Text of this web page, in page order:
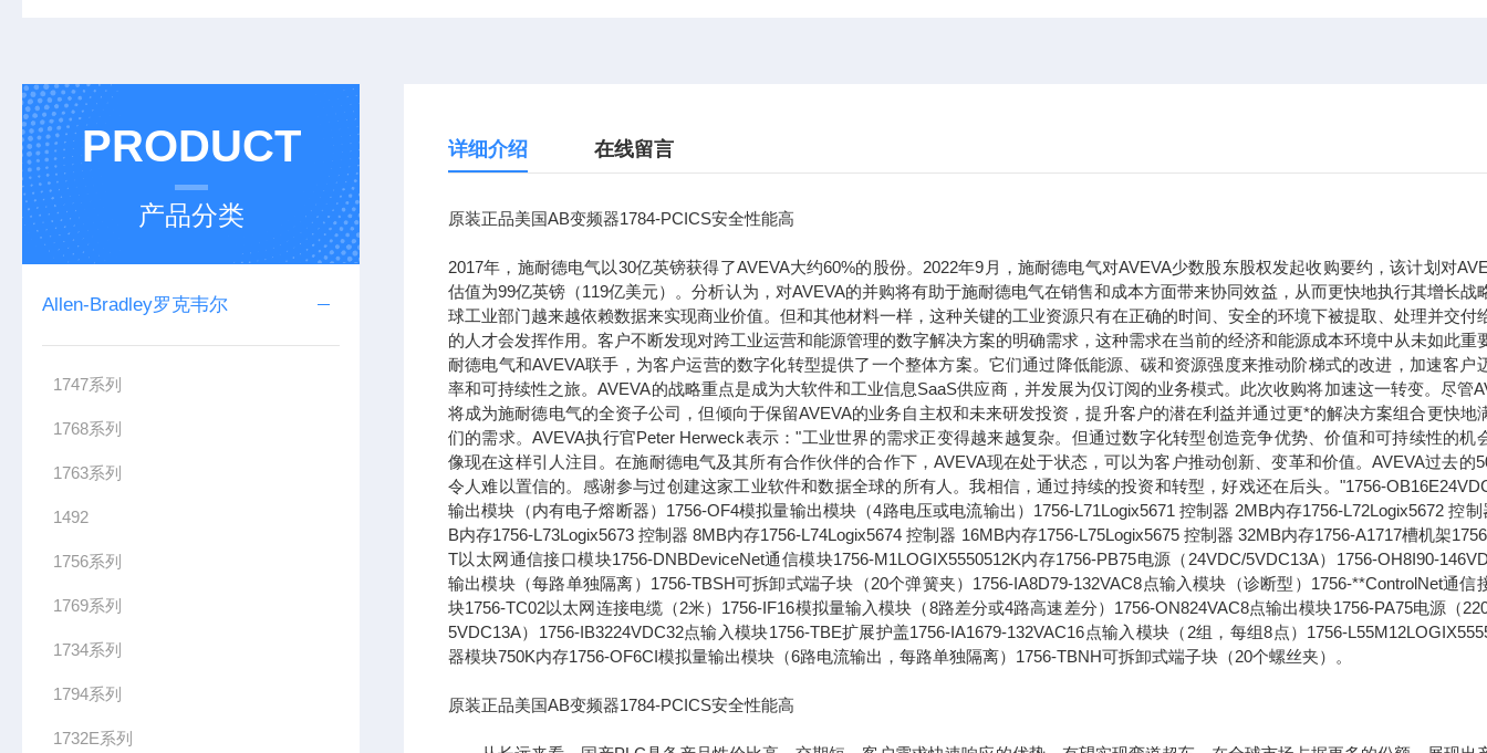
PRODUCT
产品分类
Allen-Bradley罗克韦尔
1747系列
1768系列
1763系列
1492
1756系列
1769系列
1734系列
1794系列
1732E系列
详细介绍 在线留言
原装正品美国AB变频器1784-PCICS安全性能高
2017年，施耐德电气以30亿英镑获得了AVEVA大约60%的股份。2022年9月，施耐德电气对AVEVA少数股东股权发起收购要约，该计划对
估值为99亿英镑（119亿美元）。分析认为，对AVEVA的并购将有助于施耐德电气在销售和成本方面带来协同效益，从而更快地执行其增长战
球工业部门越来越依赖数据来实现商业价值。但和其他材料一样，这种关键的工业资源只有在正确的时间、安全的环境下被提取、处理并交付
的人才会发挥作用。客户不断发现对跨工业运营和能源管理的数字解决方案的明确需求，这种需求在当前的经济和能源成本环境中从未如此重
耐德电气和AVEVA联手，为客户运营的数字化转型提供了一个整体方案。它们通过降低能源、碳和资源强度来推动阶梯式的改进，加速客户
率和可持续性之旅。AVEVA的战略重点是成为大软件和工业信息SaaS供应商，并发展为仅订阅的业务模式。此次收购将加速这一转变。尽管
将成为施耐德电气的全资子公司，但倾向于保留AVEVA的业务自主权和未来研发投资，提升客户的潜在利益并通过更*的解决方案组合更快地
们的需求。AVEVA执行官Peter Herweck表示："工业世界的需求正变得越来越复杂。但通过数字化转型创造竞争优势、价值和可持续性的机
像现在这样引人注目。在施耐德电气及其所有合作伙伴的合作下，AVEVA现在处于状态，可以为客户推动创新、变革和价值。AVEVA过去的
令人难以置信的。感谢参与过创建这家工业软件和数据全球的所有人。我相信，通过持续的投资和转型，好戏还在后头。"1756-
输出模块（内有电子熔断器）1756-OF4模拟量输出模块（4路电压或电流输出）1756-L71Logix5671 控制器 2MB内存1756-L72Logix5672 控制
B内存1756-L73Logix5673 控制器 8MB内存1756-L74Logix5674 控制器 16MB内存1756-L75Logix5675 控制器 32MB内存1756-A1717槽机架
T以太网通信接口模块1756-DNBDeviceNet通信模块1756-M1LOGIX5550512K内存1756-PB75电源（24VDC/5VDC13A）1756-OH8I90-
输出模块（每路单独隔离）1756-TBSH可拆卸式端子块（20个弹簧夹）1756-IA8D79-132VAC8点输入模块（诊断型）1756-**ControlNet通信
块1756-TC02以太网连接电缆（2米）1756-IF16模拟量输入模块（8路差分或4路高速差分）1756-ON824VAC8点输出模块1756-PA75电源（
5VDC13A）1756-IB3224VDC32点输入模块1756-TBE扩展护盖1756-IA1679-132VAC16点输入模块（2组，每组8点）1756-
器模块750K内存1756-OF6CI模拟量输出模块（6路电流输出，每路单独隔离）1756-TBNH可拆卸式端子块（20个螺丝夹）。
原装正品美国AB变频器1784-PCICS安全性能高